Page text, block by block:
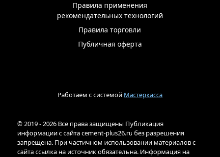
Правила применения
рекомендательных технологий
Правила торговли
Публичная оферта
Работаем с системой Мастеркасса
© 2019 - 2026 Все права защищены Публикация
информации с сайта cement-plus26.ru без разрешения
запрещена. При частичном использовании материалов с
сайта ссылка на источник обязательна. Информация на